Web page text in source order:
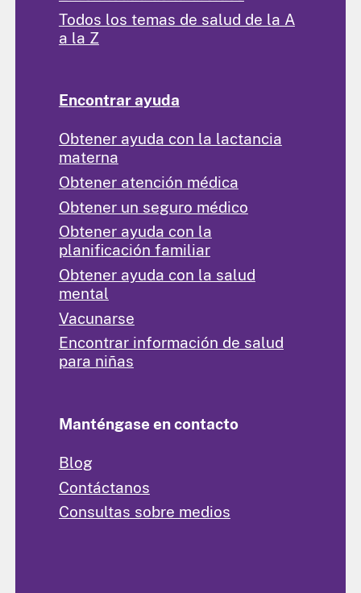
Todos los temas de salud de la A
a la Z
Encontrar ayuda
Obtener ayuda con la lactancia
materna
Obtener atención médica
Obtener un seguro médico
Obtener ayuda con la
planificación familiar
Obtener ayuda con la salud
mental
Vacunarse
Encontrar información de salud
para niñas
Manténgase en contacto
Blog
Contáctanos
Consultas sobre medios